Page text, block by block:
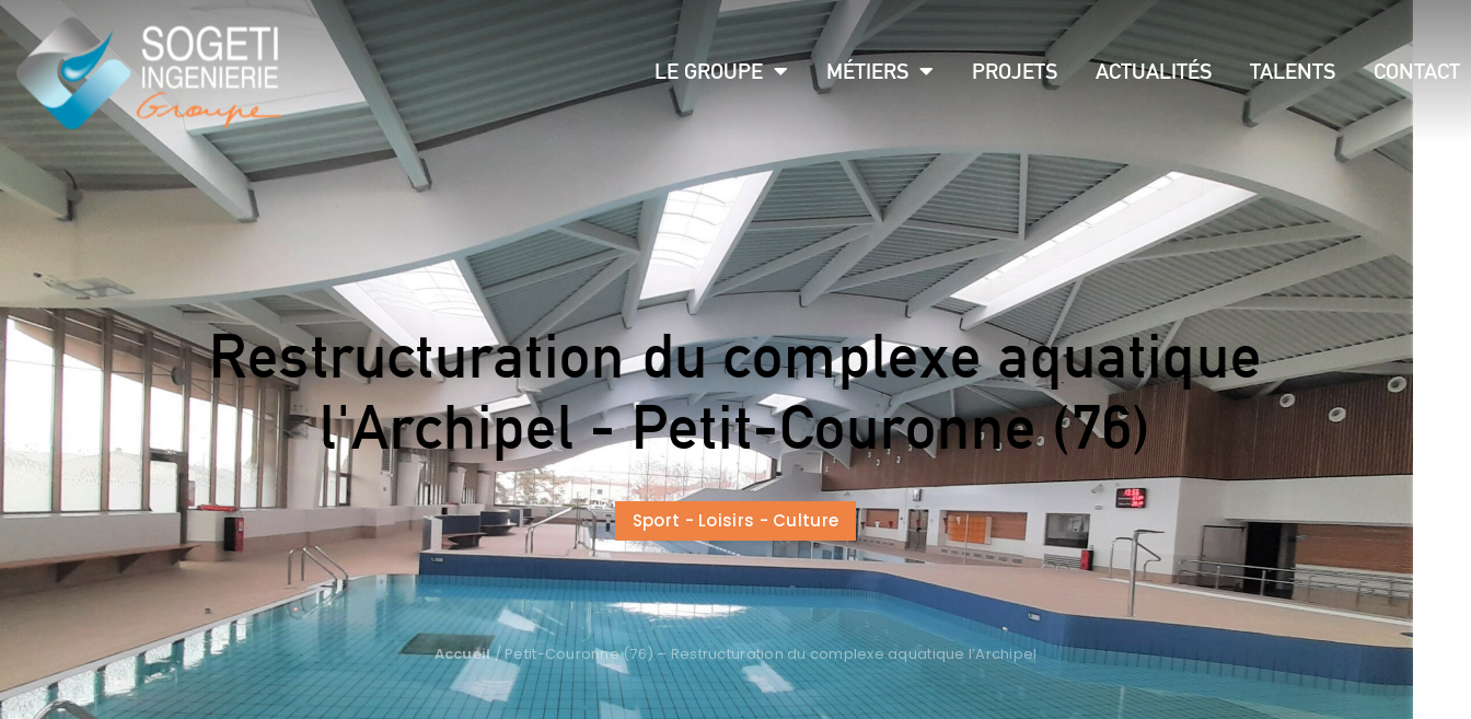
LE GROUPE MÉTIERS PROJETS ACTUALITÉS TALENTS CONTACT
Restructuration du complexe aquatique
l'Archipel - Petit-Couronne (76)
Sport - Loisirs - Culture
Accueil/Petit-Couronne (76) – Restructuration du complexe aquatique l’Archipel